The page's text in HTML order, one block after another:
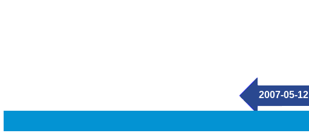
2007-05-12